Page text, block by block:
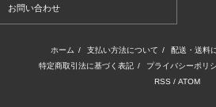
お問い合わせ
ホーム / 支払い方法について / 配送・送料
特定商取引法に基づく表記 / プライバシーポリ
RSS / ATOM